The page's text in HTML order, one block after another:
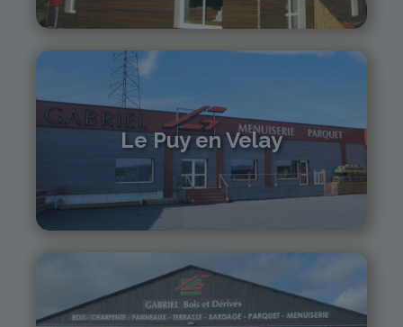
monistrol@gabriel-sa.fr
Le Puy en Velay
04 71 01 13 30
lepuy@gabriel-sa.fr